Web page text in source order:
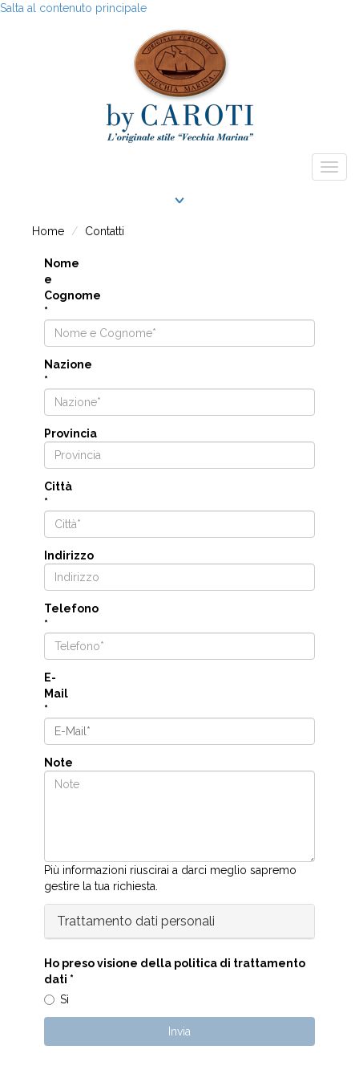
Salta al contenuto principale
Home Contatti
Nome
e
Cognome
*
Nazione
*
Provincia
Città
*
Indirizzo
Telefono
*
E-
Mail
*
Note
Più informazioni riuscirai a darci meglio sapremo
gestire la tua richiesta.
Trattamento dati personali
Ho preso visione della politica di trattamento
dati *
Sì
Invia